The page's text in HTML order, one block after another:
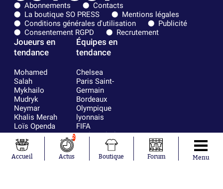
Abonnements
Contacts
La boutique SO PRESS
Mentions légales
Conditions générales d'utilisation
Publicité
Consentement RGPD
Recrutement
Joueurs en
tendance
Mohamed
Salah
Mykhailo
Mudryk
Neymar
Khalis Merah
Loïs Openda
Moussa
Niakhaté
Nicolás
Tagliafico
Équipes en
tendance
Chelsea
Paris Saint-
Germain
Bordeaux
Olympique
lyonnais
FIFA
Real Madrid
RC Strasbourg
AC Milan
France
Accueil
2
Actus Boutique Forum Menu